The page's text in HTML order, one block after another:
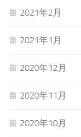
2021年2月
2021年1月
2020年12月
2020年11月
2020年10月